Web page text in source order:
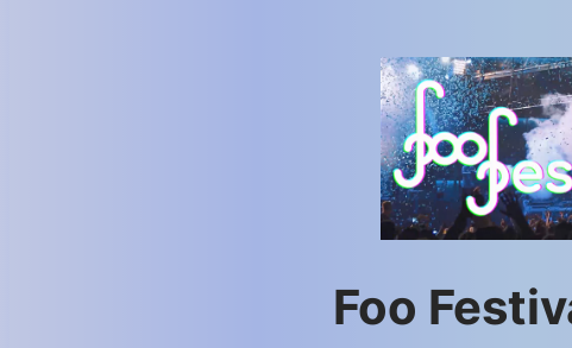
Foo